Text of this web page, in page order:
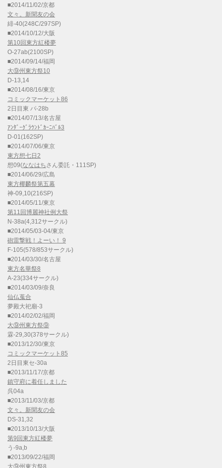
■2014/11/02/京都
文々。新聞友の会
緋-40(248C/297SP)
■2014/10/12/大阪
第10回東方紅楼夢
O-27ab(2100SP)
■2014/09/14/福岡
大⑨州東方祭10
D-13,14
■2014/08/16/東京
コミックマーケット86
2日目東 パ-28b
■2014/07/13/名古屋
ｱﾝﾀﾞｰｸﾞﾗｳﾝﾄﾞｶｰﾆﾊﾞﾙ3
D-01(162SP)
■2014/07/06/東京
東方想七日2
想09(ななはちさん委託・111SP)
■2014/06/29/広島
東方椰麟祭第五幕
神-09,10(216SP)
■2014/05/11/東京
第11回博麗神社例大祭
N-38a(4,312サークル)
■2014/05/03-04/東京
砲雷撃戦！よーい！ 9
F-105(578/853サークル)
■2014/03/30/名古屋
東方名華祭8
A-23(334サークル)
■2014/03/09/奈良
仙仏蒐合
夢殿大祀廟-3
■2014/02/02/福岡
大⑨州東方祭⑨
霖-29,30(378サークル)
■2013/12/30/東京
コミックマーケット85
2日目東セ-30a
■2013/11/17/京都
鎮守府に着任しました
呉04a
■2013/11/03/京都
文々。新聞友の会
DS-31,32
■2013/10/13/大阪
第9回東方紅楼夢
う-9a,b
■2013/09/22/福岡